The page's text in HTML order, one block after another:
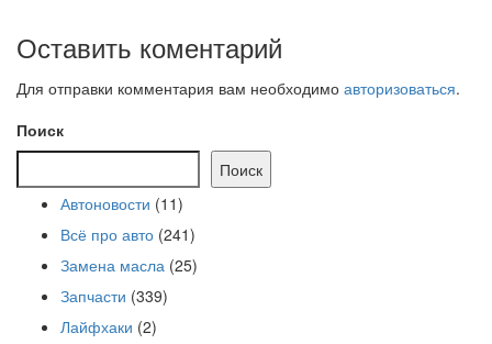
Оставить коментарий
Для отправки комментария вам необходимо авторизоваться.
Поиск
Поиск
Автоновости (11)
Всё про авто (241)
Замена масла (25)
Запчасти (339)
Лайфхаки (2)